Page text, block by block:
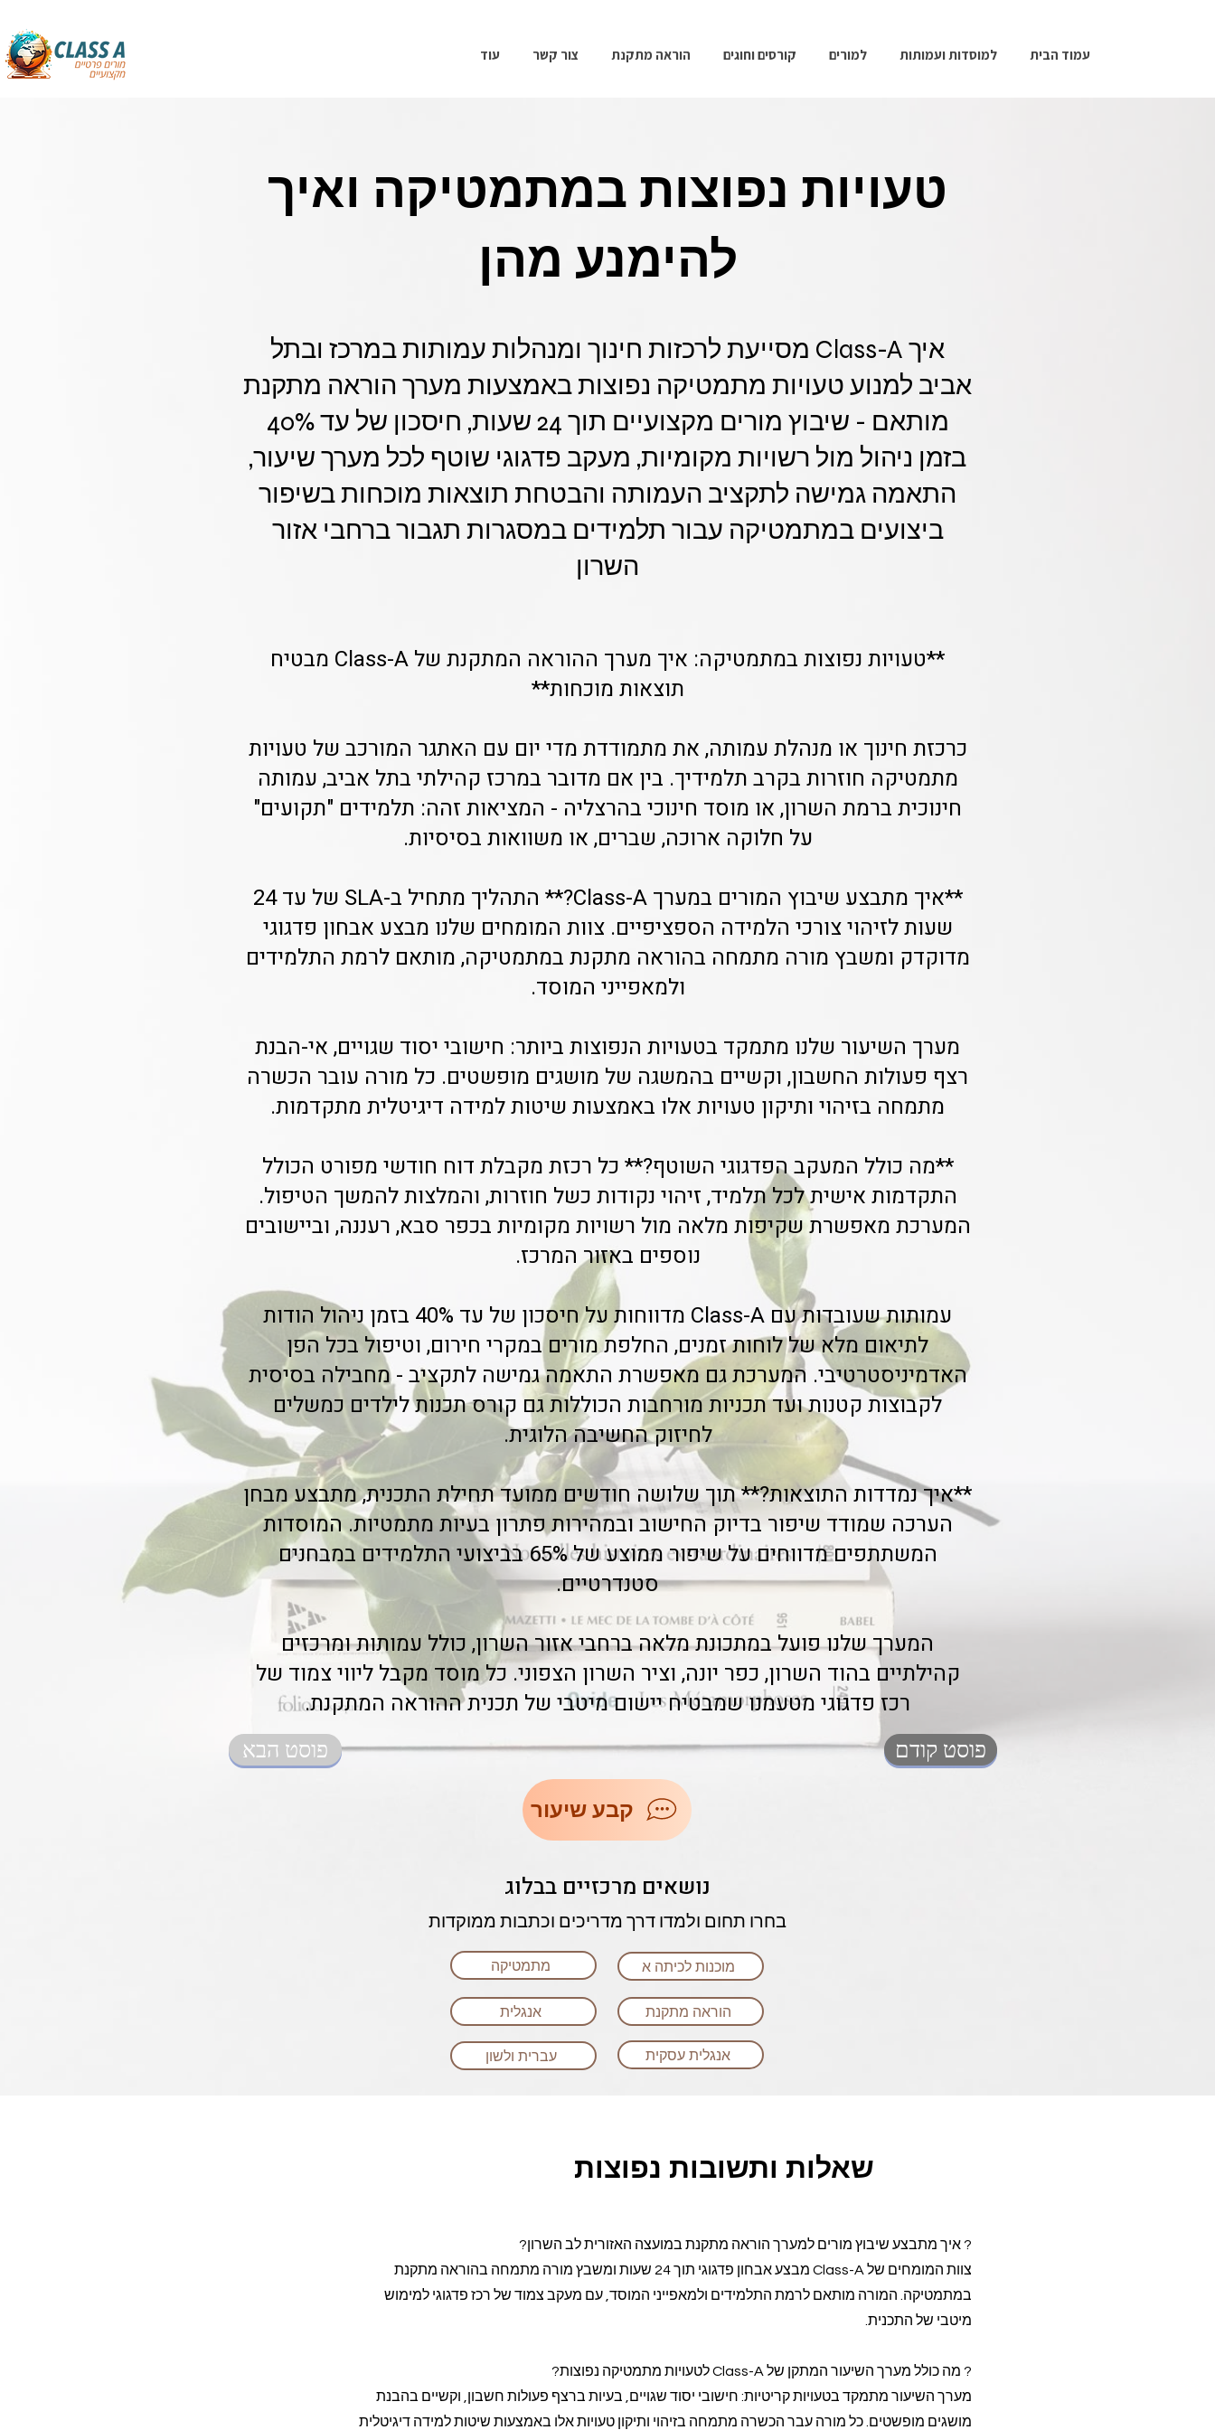
עמוד הבית למוסדות ועמותות למורים קורסים וחוגים הוראה מתקנת צור קשר עוד
טעויות נפוצות במתמטיקה ואיך
להימנע מהן
איך Class-A מסייעת לרכזות חינוך ומנהלות עמותות במרכז ובתל
אביב למנוע טעויות מתמטיקה נפוצות באמצעות מערך הוראה מתקנת
מותאם - שיבוץ מורים מקצועיים תוך 24 שעות, חיסכון של עד 40%
בזמן ניהול מול רשויות מקומיות, מעקב פדגוגי שוטף לכל מערך שיעור,
התאמה גמישה לתקציב העמותה והבטחת תוצאות מוכחות בשיפור
ביצועים במתמטיקה עבור תלמידים במסגרות תגבור ברחבי אזור
השרון
**טעויות נפוצות במתמטיקה: איך מערך ההוראה המתקנת של Class-A מבטיח
תוצאות מוכחות**
כרכזת חינוך או מנהלת עמותה, את מתמודדת מדי יום עם האתגר המורכב של טעויות
מתמטיקה חוזרות בקרב תלמידיך. בין אם מדובר במרכז קהילתי בתל אביב, עמותה
חינוכית ברמת השרון, או מוסד חינוכי בהרצליה - המציאות זהה: תלמידים "תקועים"
על חלוקה ארוכה, שברים, או משוואות בסיסיות.
**איך מתבצע שיבוץ המורים במערך Class-A?** התהליך מתחיל ב-SLA של עד 24
שעות לזיהוי צורכי הלמידה הספציפיים. צוות המומחים שלנו מבצע אבחון פדגוגי
מדוקדק ומשבץ מורה מתמחה בהוראה מתקנת במתמטיקה, מותאם לרמת התלמידים
ולמאפייני המוסד.
מערך השיעור שלנו מתמקד בטעויות הנפוצות ביותר: חישובי יסוד שגויים, אי-הבנת
רצף פעולות החשבון, וקשיים בהמשגה של מושגים מופשטים. כל מורה עובר הכשרה
מתמחה בזיהוי ותיקון טעויות אלו באמצעות שיטות למידה דיגיטלית מתקדמות.
**מה כולל המעקב הפדגוגי השוטף?** כל רכזת מקבלת דוח חודשי מפורט הכולל
התקדמות אישית לכל תלמיד, זיהוי נקודות כשל חוזרות, והמלצות להמשך הטיפול.
המערכת מאפשרת שקיפות מלאה מול רשויות מקומיות בכפר סבא, רעננה, וביישובים
נוספים באזור המרכז.
עמותות שעובדות עם Class-A מדווחות על חיסכון של עד 40% בזמן ניהול הודות
לתיאום מלא של לוחות זמנים, החלפת מורים במקרי חירום, וטיפול בכל הפן
האדמיניסטרטיבי. המערכת גם מאפשרת התאמה גמישה לתקציב - מחבילה בסיסית
לקבוצות קטנות ועד תכניות מורחבות הכוללות גם קורס תכנות לילדים כמשלים
לחיזוק החשיבה הלוגית.
**איך נמדדות התוצאות?** תוך שלושה חודשים ממועד תחילת התכנית, מתבצע מבחן
הערכה שמודד שיפור בדיוק החישוב ובמהירות פתרון בעיות מתמטיות. המוסדות
המשתתפים מדווחים על שיפור ממוצע של 65% בביצועי התלמידים במבחנים
סטנדרטיים.
המערך שלנו פועל במתכונת מלאה ברחבי אזור השרון, כולל עמותות ומרכזים
קהילתיים בהוד השרון, כפר יונה, וציר השרון הצפוני. כל מוסד מקבל ליווי צמוד של
רכז פדגוגי מטעמנו שמבטיח יישום מיטבי של תכנית ההוראה המתקנת.
פוסט הבא פוסט קודם
קבע שיעור
נושאים מרכזיים בבלוג
בחרו תחום ולמדו דרך מדריכים וכתבות ממוקדות
מוכנות לכיתה א מתמטיקה
הוראה מתקנת
אנגלית עסקית
אנגלית
עברית ולשון
שאלות ותשובות נפוצות
? איך מתבצע שיבוץ מורים למערך הוראה מתקנת במועצה האזורית לב השרון?
צוות המומחים של Class-A מבצע אבחון פדגוגי תוך 24 שעות ומשבץ מורה מתמחה בהוראה מתקנת
במתמטיקה. המורה מותאם לרמת התלמידים ולמאפייני המוסד, עם מעקב צמוד של רכז פדגוגי למימוש
מיטבי של התכנית.
? מה כולל מערך השיעור המתקן של Class-A לטעויות מתמטיקה נפוצות?
מערך השיעור מתמקד בטעויות קריטיות: חישובי יסוד שגויים, בעיות ברצף פעולות חשבון, וקשיים בהבנת
מושגים מופשטים. כל מורה עבר הכשרה מתמחה בזיהוי ותיקון טעויות אלו באמצעות שיטות למידה דיגיטלית